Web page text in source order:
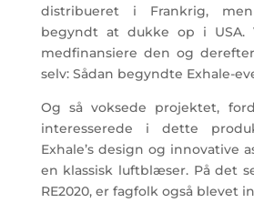
distribueret i Frankrig,
begyndt at dukke op i USA.
medfinansiere den og
selv: Sådan begyndte Exhale-
Og så voksede projektet,
interesserede i dette
Exhale’s design og innovative
en klassisk luftblæser. På det
RE2020, er fagfolk også blevet